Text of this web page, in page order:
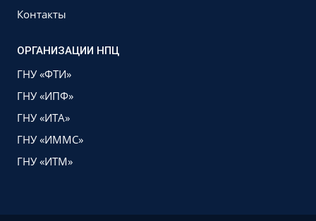
Контакты
ОРГАНИЗАЦИИ НПЦ
ГНУ «ФТИ»
ГНУ «ИПФ»
ГНУ «ИТА»
ГНУ «ИММС»
ГНУ «ИТМ»